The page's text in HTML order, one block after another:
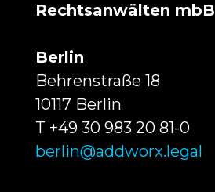
Rechtsanwälten mbB
Berlin
Behrenstraße 18
10117 Berlin
T +49 30 983 20 81-0
berlin@addworx.legal